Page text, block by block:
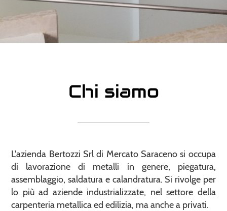
Chi siamo
L'azienda Bertozzi Srl di Mercato Saraceno si occupa
di lavorazione di metalli in genere, piegatura,
assemblaggio, saldatura e calandratura. Si rivolge per
lo più ad aziende industrializzate, nel settore della
carpenteria metallica ed edilizia, ma anche a privati.